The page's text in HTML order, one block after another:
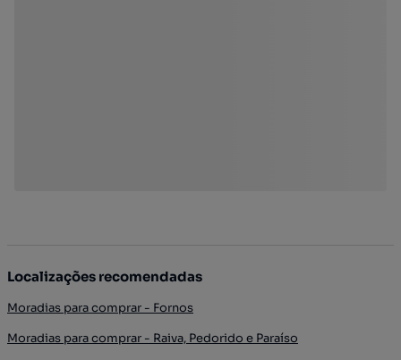
Localizações recomendadas
Moradias para comprar - Fornos
Moradias para comprar - Raiva, Pedorido e Paraíso